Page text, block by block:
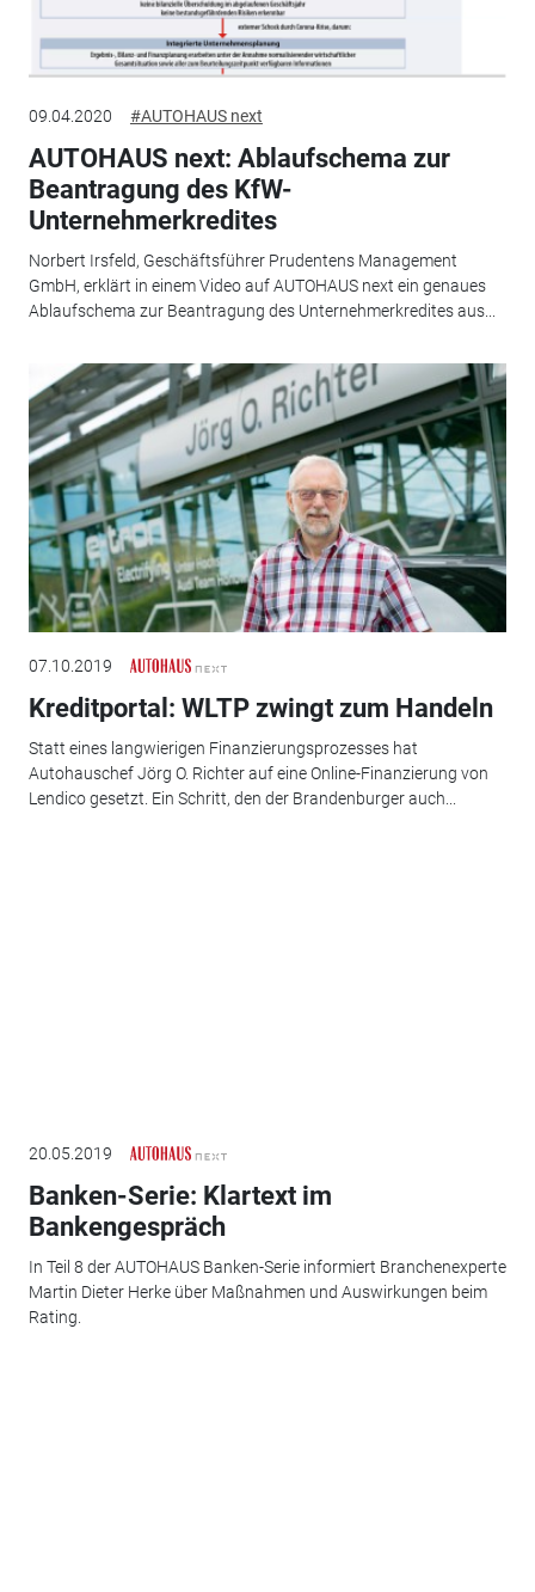
09.04.2020 #AUTOHAUS next
AUTOHAUS next: Ablaufschema zur
Beantragung des KfW-
Unternehmerkredites
Norbert Irsfeld, Geschäftsführer Prudentens Management
GmbH, erklärt in einem Video auf AUTOHAUS next ein genaues
Ablaufschema zur Beantragung des Unternehmerkredites aus...
07.10.2019
Kreditportal: WLTP zwingt zum Handeln
Statt eines langwierigen Finanzierungsprozesses hat
Autohauschef Jörg O. Richter auf eine Online-Finanzierung von
Lendico gesetzt. Ein Schritt, den der Brandenburger auch...
20.05.2019
Banken-Serie: Klartext im
Bankengespräch
In Teil 8 der AUTOHAUS Banken-Serie informiert Branchenexperte
Martin Dieter Herke über Maßnahmen und Auswirkungen beim
Rating.